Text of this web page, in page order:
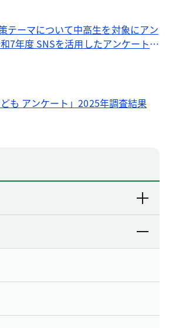
テーマについて中高生を対象にアン
7年度 SNSを活用したアンケート結
ども アンケート」2025年調査結果